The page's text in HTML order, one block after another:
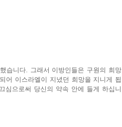
습니다. 그래서 이방인들은 구원의 희망
어 이스라엘이 지녔던 희망을 지니게 됩
심으로써 당신의 약속 안에 들게 하십니